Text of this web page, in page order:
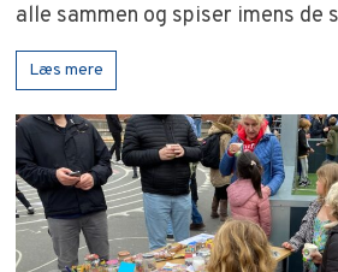
alle sammen og spiser imens de
Læs mere